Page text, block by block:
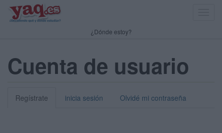
¿Dónde estoy?
Cuenta de usuario
Regístrate inicia sesión Olvidé mi contraseña